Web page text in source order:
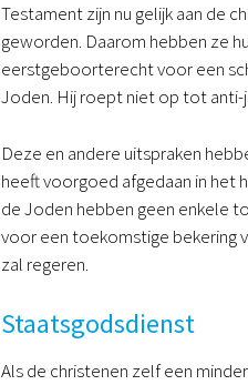
Testament zijn nu gelijk aan de
geworden. Daarom hebben ze
eerstgeboorterecht voor een
Joden. Hij roept niet op tot anti-
Deze en andere uitspraken
heeft voorgoed afgedaan in het
de Joden hebben geen enkele
voor een toekomstige bekering
zal regeren.
Staatsgodsdienst
Als de christenen zelf een